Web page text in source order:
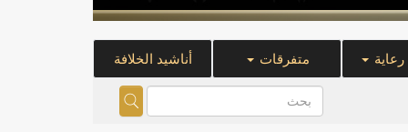
متفرقات أناشيد الخلافة